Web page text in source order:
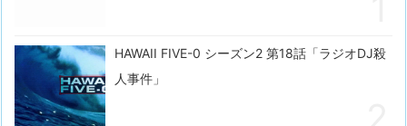
HAWAII FIVE-0 シーズン2 第18話「ラジオDJ殺
人事件」